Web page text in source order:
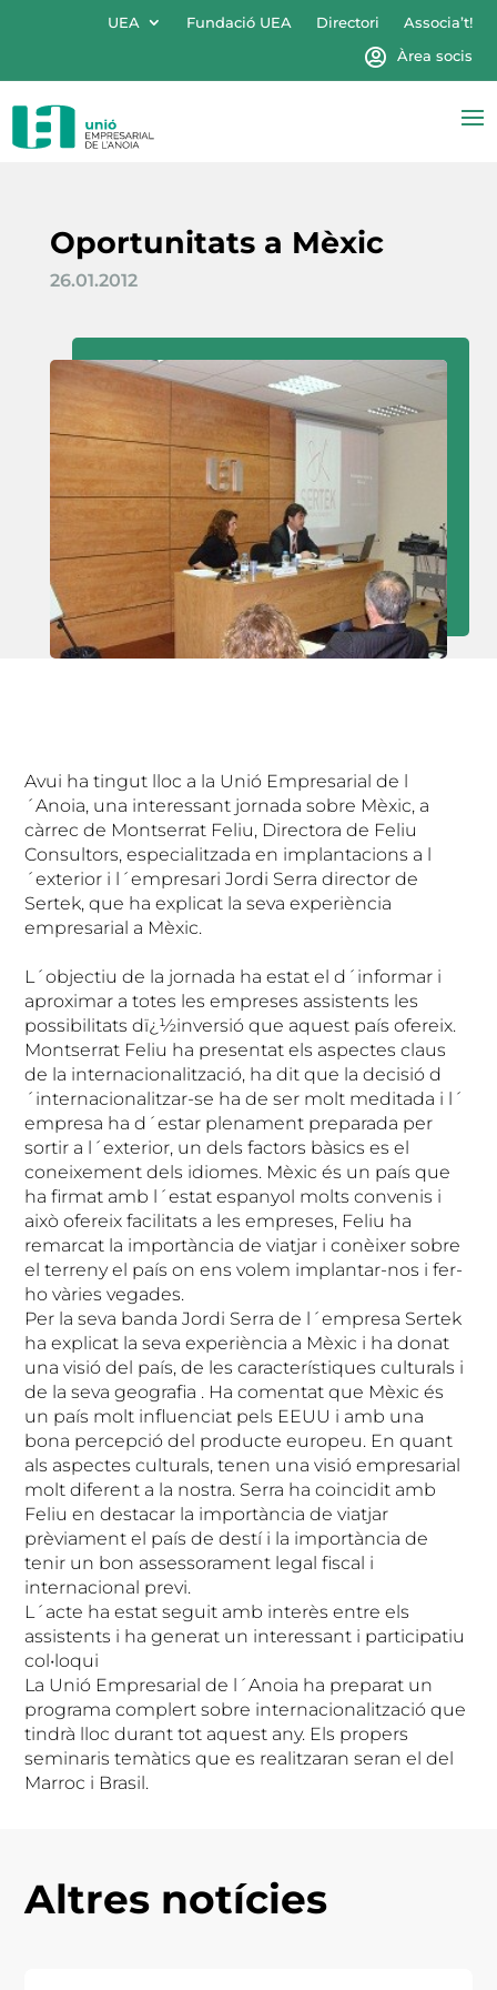
UEA Fundació UEA Directori
Associa’t!
Àrea socis
Oportunitats a Mèxic
26.01.2012
Avui ha tingut lloc a la Unió Empresarial de l
´Anoia, una interessant jornada sobre Mèxic, a
càrrec de Montserrat Feliu, Directora de Feliu
Consultors, especialitzada en implantacions a l
´exterior i l´empresari Jordi Serra director de
Sertek, que ha explicat la seva experiència
empresarial a Mèxic.
L´objectiu de la jornada ha estat el d´informar i
aproximar a totes les empreses assistents les
possibilitats dï¿½inversió que aquest país ofereix.
Montserrat Feliu ha presentat els aspectes claus
de la internacionalització, ha dit que la decisió d
´internacionalitzar-se ha de ser molt meditada i l´
empresa ha d´estar plenament preparada per
sortir a l´exterior, un dels factors bàsics es el
coneixement dels idiomes. Mèxic és un país que
ha firmat amb l´estat espanyol molts convenis i
això ofereix facilitats a les empreses, Feliu ha
remarcat la importància de viatjar i conèixer sobre
el terreny el país on ens volem implantar-nos i fer-
ho vàries vegades.
Per la seva banda Jordi Serra de l´empresa Sertek
ha explicat la seva experiència a Mèxic i ha donat
una visió del país, de les característiques culturals i
de la seva geografia . Ha comentat que Mèxic és
un país molt influenciat pels EEUU i amb una
bona percepció del producte europeu. En quant
als aspectes culturals, tenen una visió empresarial
molt diferent a la nostra. Serra ha coincidit amb
Feliu en destacar la importància de viatjar
prèviament el país de destí i la importància de
tenir un bon assessorament legal fiscal i
internacional previ.
L´acte ha estat seguit amb interès entre els
assistents i ha generat un interessant i participatiu
col•loqui
La Unió Empresarial de l´Anoia ha preparat un
programa complert sobre internacionalització que
tindrà lloc durant tot aquest any. Els propers
seminaris temàtics que es realitzaran seran el del
Marroc i Brasil.
Altres notícies